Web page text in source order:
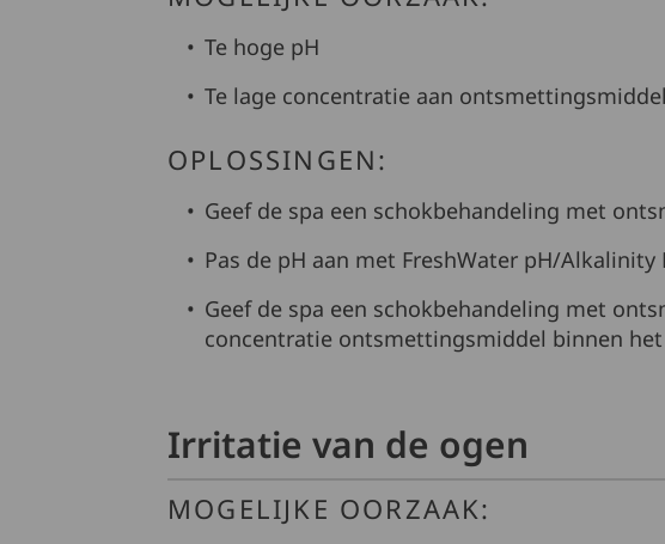
Te hoge pH
Te lage concentratie aan ontsmettingsmiddel
OPLOSSINGEN:
Geef de spa een schokbehandeling met
Pas de pH aan met FreshWater pH/
Geef de spa een schokbehandeling met
concentratie ontsmettingsmiddel binnen
Irritatie van de ogen
MOGELIJKE OORZAAK: